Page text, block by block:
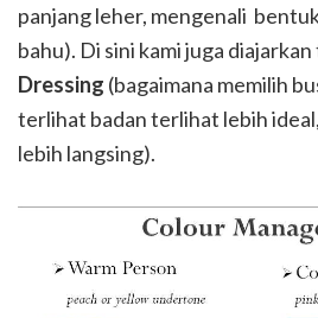
panjang leher, mengenali
bahu). Di sini kami juga
Dressing (bagaimana memilih
terlihat badan terlihat lebih
lebih langsing).